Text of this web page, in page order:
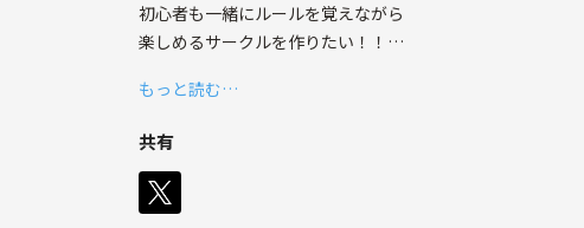
初心者も一緒にルールを覚えながら
楽しめるサークルを作りたい！！
・ルールを全く知らないから無理だ。
・高級そうで自分のお財布にはちょっと。、
安心してください！
もっと読む…
共有